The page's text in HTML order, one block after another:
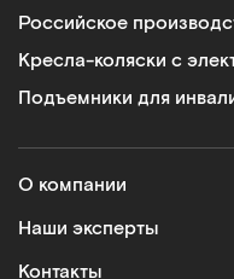
Российское
Кресла-коляски с
Подъемники для
О компании
Наши эксперты
Контакты